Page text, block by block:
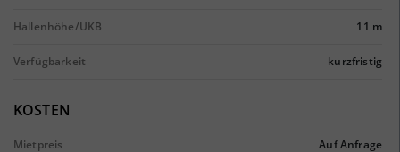
Hallenhöhe/UKB 11 m
Verfügbarkeit kurzfristig
KOSTEN
Mietpreis Auf Anfrage